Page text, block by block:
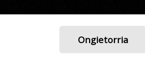
Ongietorria